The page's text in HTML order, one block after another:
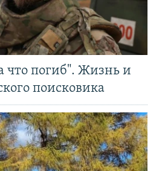
что погиб". Жизнь и
поисковика